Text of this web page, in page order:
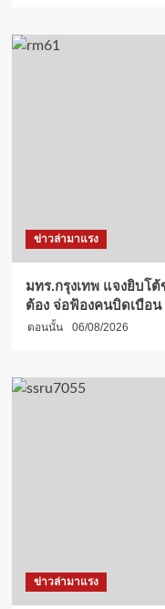
ข่าวล่ามาแรง
มทร.กรุงเทพ แจงยิบโ
ต้อง จ่อฟ้องคนบิดเบือน
ตอนนั้น 06/08/2026
ข่าวล่ามาแรง